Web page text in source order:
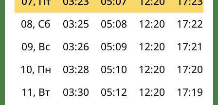
08, Сб
03:25 05:08 12:20 17:22
09, Вс
03:26 05:09 12:20 17:21
10, Пн
03:28 05:10 12:20 17:20
11, Вт
03:30 05:12 12:20 17:19